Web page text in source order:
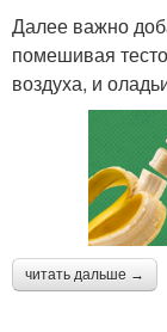
Далее важно
помешивая
воздуха, и
читать дальше →